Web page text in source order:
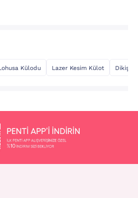
Külodu Lazer Kesim Külot